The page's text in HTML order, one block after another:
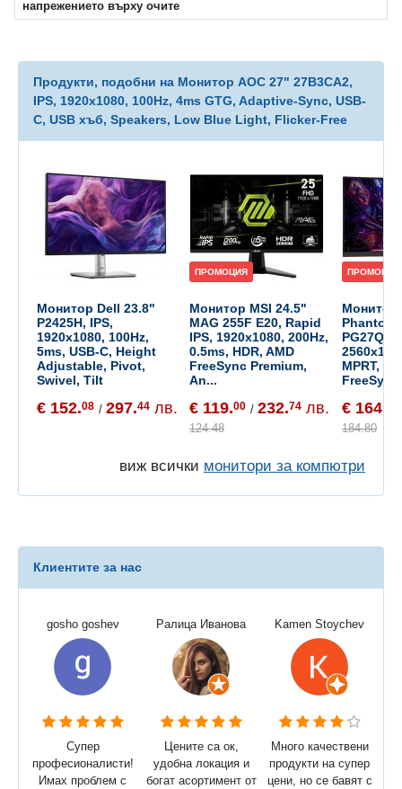
напрежението върху очите
Продукти, подобни на Монитор AOC 27" 27B3CA2,
IPS, 1920x1080, 100Hz, 4ms GTG, Adaptive-Sync, USB-
C, USB хъб, Speakers, Low Blue Light, Flicker-Free
Монитор Dell 23.8"
P2425H, IPS,
1920x1080, 100Hz,
5ms, USB-C, Height
Adjustable, Pivot,
Swivel, Tilt
€ 152.08 / 297.44 лв.
ПРОМОЦИЯ
Монитор MSI 24.5"
MAG 255F E20, Rapid
IPS, 1920x1080, 200Hz,
0.5ms, HDR, AMD
FreeSync Premium,
An...
€ 119.00 / 232.74 лв.
124.48
ПРОМОЦИЯ
Монитор
Phantom
MPRT,
€ 164.
184.80
виж всички монитори за компютри
Клиентите за нас
gosho goshev
Супер
професионалисти!
Имах проблем с
Ралица Иванова
Цените са ок,
удобна локация и
богат асортимент от
Kamen Stoychev
Много качествени
продукти на супер
цени, но се бавят с